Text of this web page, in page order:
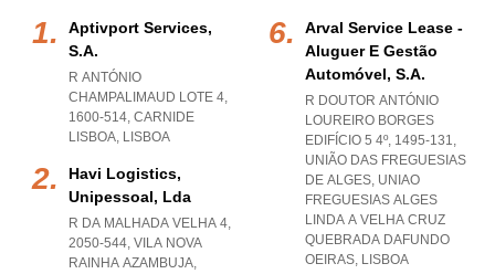
Aptivport Services,
S.a.
R ANTÓNIO
CHAMPALIMAUD LOTE 4,
1600-514, CARNIDE
LISBOA, LISBOA
Havi Logistics,
Unipessoal, Lda
R DA MALHADA VELHA 4,
2050-544, VILA NOVA
RAINHA AZAMBUJA,
Arval Service Lease -
Aluguer E Gestão
Automóvel, S.a.
R DOUTOR ANTÓNIO
LOUREIRO BORGES
EDIFÍCIO 5 4º, 1495-131,
UNIÃO DAS FREGUESIAS
DE ALGES, UNIAO
FREGUESIAS ALGES
LINDA A VELHA CRUZ
QUEBRADA DAFUNDO
OEIRAS, LISBOA